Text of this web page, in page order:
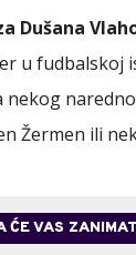
Dušana
u fudbalskoj
nekog
Žermen ili
ĆE VAS